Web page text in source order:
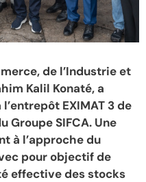
de l’Industrie et
Kalil Konaté, a
EXIMAT 3 de
Groupe SIFCA. Une
à l’approche du
pour objectif de
effective des stocks